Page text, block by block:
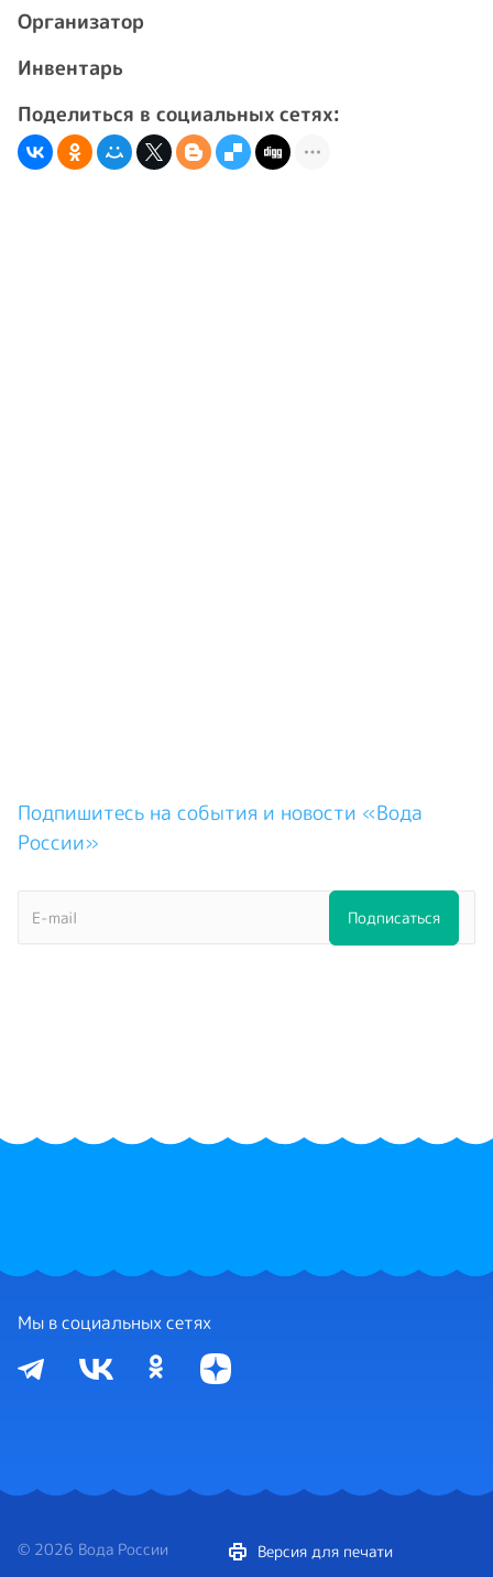
Организатор
Инвентарь
Поделиться в социальных сетях:
Подпишитесь на события и новости «Вода
России»
Мы в социальных сетях
© 2026 Вода России Версия для печати